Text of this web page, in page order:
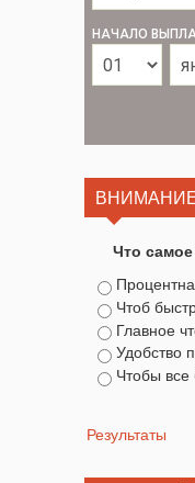
НАЧАЛО
Что
Чтоб
Главное
Удобство
Чтобы
Результаты